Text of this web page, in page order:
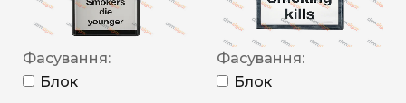
Фасування:
Блок
Фасування:
Блок